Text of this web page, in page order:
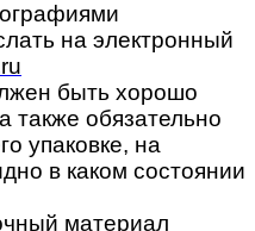
на электронный
быть хорошо
также обязательно
упаковке, на
в каком состоянии
материал